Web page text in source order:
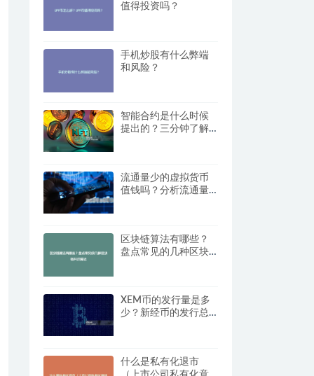
值得投资吗？
手机炒股有什么弊端
和风险？
智能合约是什么时候
提出的？三分钟了解
流通量少的虚拟货币
值钱吗？分析流通量
区块链算法有哪些？
盘点常见的几种区块
XEM币的发行量是多
少？新经币的发行总
什么是私有化退市